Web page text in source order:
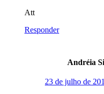
Att
Responder
Andréia
23 de julho de